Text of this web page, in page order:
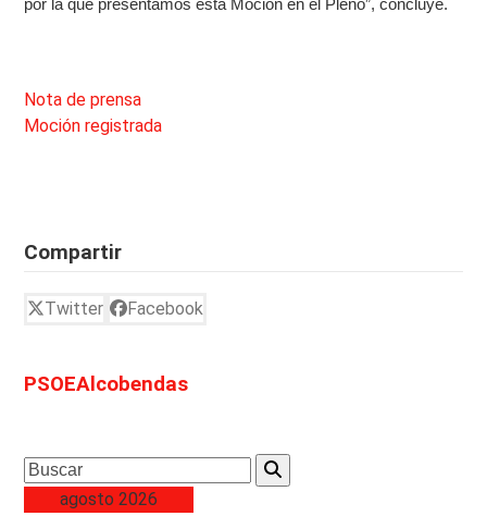
por la que presentamos esta Moción en el Pleno”, concluye.
Nota de prensa
Moción registrada
Compartir
Twitter Facebook
PSOEAlcobendas
Search
agosto 2026